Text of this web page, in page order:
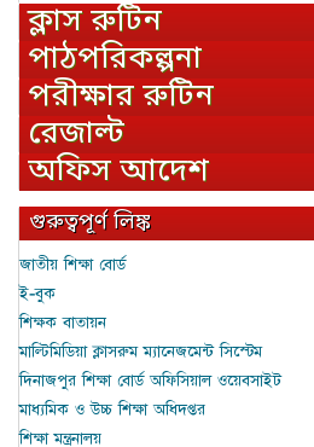
ক্লাস রুটিন
পাঠপরিকল্পনা
পরীক্ষার রুটিন
রেজাল্ট
অফিস আদেশ
গুরুত্বপূর্ণ লিঙ্ক
জাতীয় শিক্ষা বোর্ড
ই-বুক
শিক্ষক বাতায়ন
মাল্টিমিডিয়া ক্লাসরুম ম্যানেজমেন্ট সিস্টেম
দিনাজপুর শিক্ষা বোর্ড অফিসিয়াল ওয়েবসাইট
মাধ্যমিক ও উচ্চ শিক্ষা অধিদপ্তর
শিক্ষা মন্ত্রনালয়